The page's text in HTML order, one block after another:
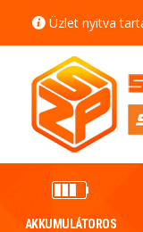
Üzlet nyitva
AKKUMULÁTOROS